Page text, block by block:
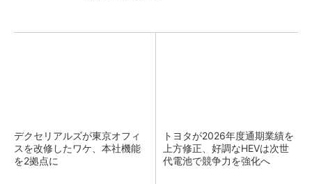
デクセリアルズが東京オフィ
スを改修したワケ、本社機能
を2拠点に
トヨタが2026年度通期業績を
上方修正、好調なHEVは次世
代電池で競争力を強化へ